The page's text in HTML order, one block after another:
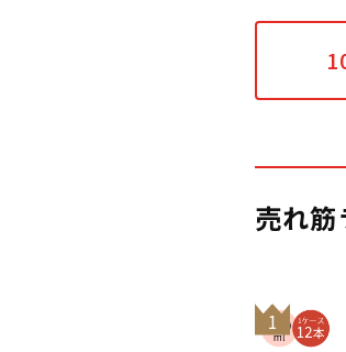
売れ筋
1